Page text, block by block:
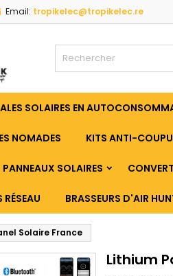
Email: tropikelec@tropikelec.re
SOLAIRES EN
NOMADES KITS ANTI-
PANNEAUX SOLAIRES
RÉSEAU BRASSEURS D'AIR
Solaire France
Lithium